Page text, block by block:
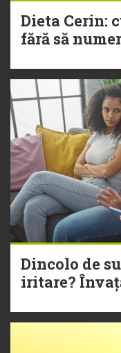
Dieta Cerin:
fără să
Dincolo de
iritare?